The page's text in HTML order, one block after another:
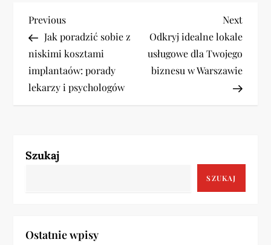
N
a
w
a
a
Previous
Post
Previous
Jak poradzić sobie z
niskimi kosztami
implantaów: porady
lekarzy i psychologów
Next
Post
Next
Odkryj idealne lokale
usługowe dla Twojego
biznesu w Warszawie
Szukaj
SZUKAJ
Ostatnie wpisy